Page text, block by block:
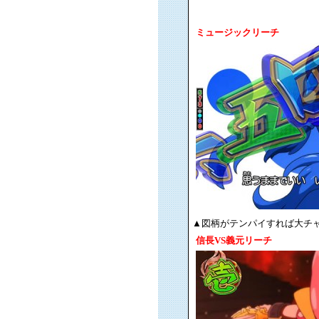
ミュージックリーチ
▲図柄がテンパイすれば大チ
信長VS義元リーチ